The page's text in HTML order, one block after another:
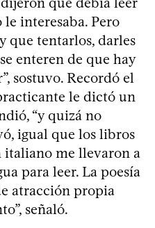
le interesaba. Pero
que tentarlos, darles
enteren de que hay
sostuvo. Recordó el
le dictó un
“y quizá no
igual que los libros
italiano me llevaron a
para leer. La poesía
atracción propia
señaló.